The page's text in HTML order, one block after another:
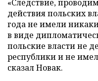
«Следствие,
действия польских
года не имели
в виде
польские власти не
республики и не
сказал Новак.